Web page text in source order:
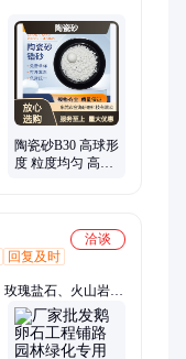
陶瓷砂B30 高球形
度 粒度均匀 高硬
洽谈
回复及时
瑰盐石、火山岩
理石英砂